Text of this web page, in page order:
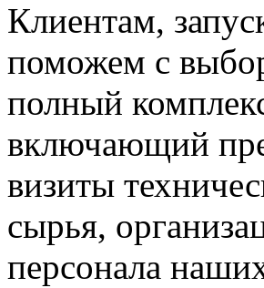
Клиентам,
поможем с
полный
включающий
визиты
сырья,
персонала